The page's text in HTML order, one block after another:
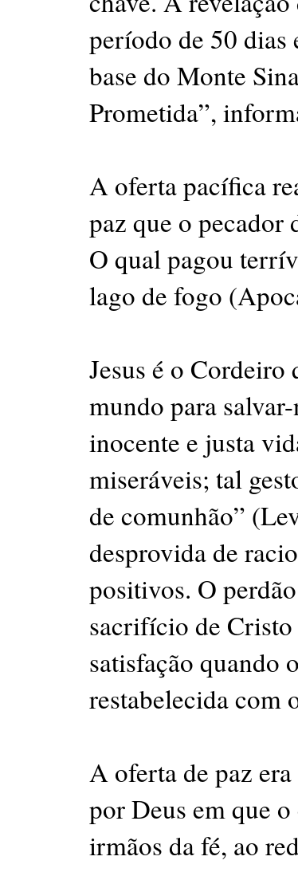
período de 50 dias
base do Monte
Prometida”,
A oferta pacífica
paz que o
O qual pagou
lago de fogo
Jesus é o
mundo para
inocente e justa
miseráveis; tal
de comunhão”
desprovida de
positivos. O
sacrifício de
satisfação quando
restabelecida com
A oferta de paz
por Deus em que
irmãos da fé, ao